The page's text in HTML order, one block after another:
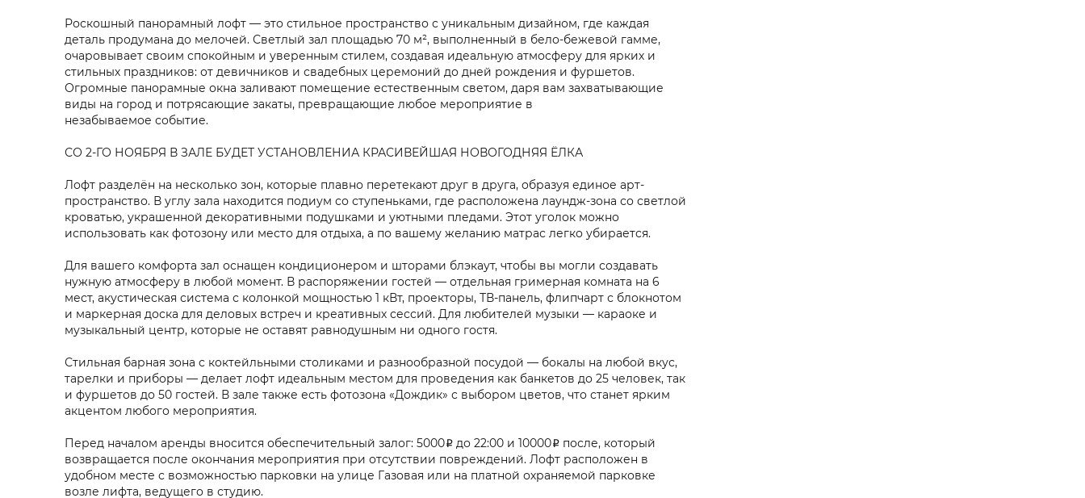
Роскошный панорамный лофт — это стильное пространство с уникальным дизайном, где каждая
деталь продумана до мелочей. Светлый зал площадью 70 м², выполненный в бело-бежевой гамме,
очаровывает своим спокойным и уверенным стилем, создавая идеальную атмосферу для ярких и
стильных праздников: от девичников и свадебных церемоний до дней рождения и фуршетов.
Огромные панорамные окна заливают помещение естественным светом, даря вам захватывающие
виды на город и потрясающие закаты, превращающие любое мероприятие в
незабываемое событие.
СО 2-ГО НОЯБРЯ В ЗАЛЕ БУДЕТ УСТАНОВЛЕНИА КРАСИВЕЙШАЯ НОВОГОДНЯЯ ЁЛКА
Лофт разделён на несколько зон, которые плавно перетекают друг в друга, образуя единое арт-
пространство. В углу зала находится подиум со ступеньками, где расположена лаундж-зона со светлой
кроватью, украшенной декоративными подушками и уютными пледами. Этот уголок можно
использовать как фотозону или место для отдыха, а по вашему желанию матрас легко убирается.
Для вашего комфорта зал оснащен кондиционером и шторами блэкаут, чтобы вы могли создавать
нужную атмосферу в любой момент. В распоряжении гостей — отдельная гримерная комната на 6
мест, акустическая система с колонкой мощностью 1 кВт, проекторы, ТВ-панель, флипчарт с блокнотом
и маркерная доска для деловых встреч и креативных сессий. Для любителей музыки — караоке и
музыкальный центр, которые не оставят равнодушным ни одного гостя.
Стильная барная зона с коктейльными столиками и разнообразной посудой — бокалы на любой вкус,
тарелки и приборы — делает лофт идеальным местом для проведения как банкетов до 25 человек, так
и фуршетов до 50 гостей. В зале также есть фотозона «Дождик» с выбором цветов, что станет ярким
акцентом любого мероприятия.
Перед началом аренды вносится обеспечительный залог: 5000₽ до 22:00 и 10000₽ после, который
возвращается после окончания мероприятия при отсутствии повреждений. Лофт расположен в
удобном месте с возможностью парковки на улице Газовая или на платной охраняемой парковке
возле лифта, ведущего в студию.